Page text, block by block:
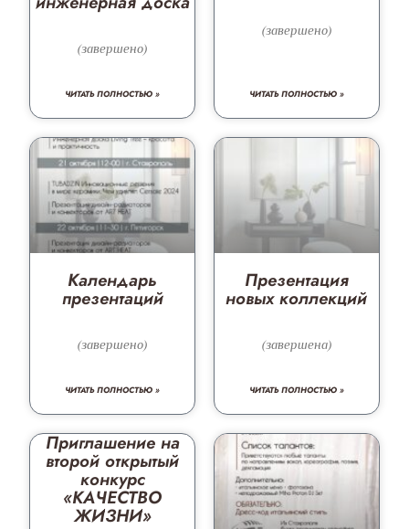
(завершено)
ЧИТАТЬ ПОЛНОСТЬЮ »
(завершено)
ЧИТАТЬ ПОЛНОСТЬЮ »
Календарь
презентаций
(завершено)
ЧИТАТЬ ПОЛНОСТЬЮ »
Презентация
новых коллекций
(завершена)
ЧИТАТЬ ПОЛНОСТЬЮ »
Приглашение на
второй открытый
конкурс
«КАЧЕСТВО
ЖИЗНИ»